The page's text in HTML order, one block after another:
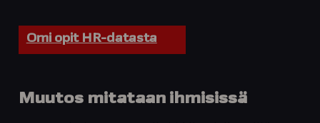
Omi opit HR-datasta
Muutos mitataan ihmisissä